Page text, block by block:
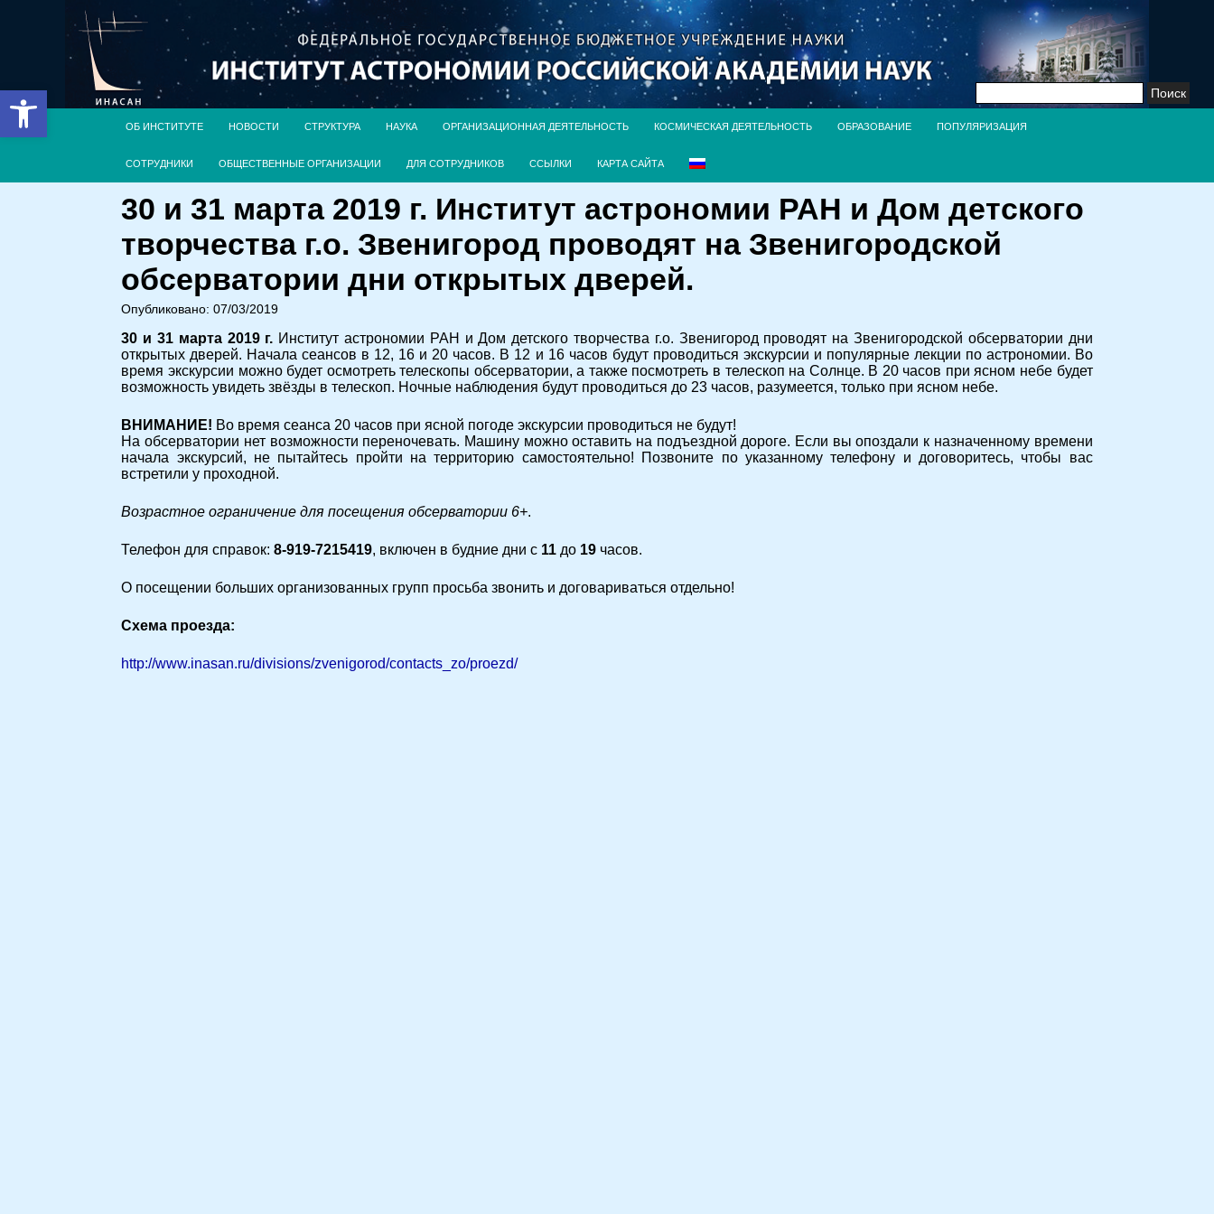
Открыть панель инструментов Найти:
ОБ ИНСТИТУТЕ НОВОСТИ СТРУКТУРА НАУКА ОРГАНИЗАЦИОННАЯ ДЕЯТЕЛЬНОСТЬ КОСМИЧЕСКАЯ ДЕЯТЕЛЬНОСТЬ ОБРАЗОВАНИЕ ПОПУЛЯРИЗАЦИЯ
СОТРУДНИКИ ОБЩЕСТВЕННЫЕ ОРГАНИЗАЦИИ ДЛЯ СОТРУДНИКОВ ССЫЛКИ КАРТА САЙТА
30 и 31 марта 2019 г. Институт астрономии РАН и Дом детского
творчества г.о. Звенигород проводят на Звенигородской
обсерватории дни открытых дверей.
Опубликовано: 07/03/2019
30 и 31 марта 2019 г. Институт астрономии РАН и Дом детского творчества г.о. Звенигород проводят на Звенигородской обсерватории дни
открытых дверей. Начала сеансов в 12, 16 и 20 часов. В 12 и 16 часов будут проводиться экскурсии и популярные лекции по астрономии. Во
время экскурсии можно будет осмотреть телескопы обсерватории, а также посмотреть в телескоп на Солнце. В 20 часов при ясном небе будет
возможность увидеть звёзды в телескоп. Ночные наблюдения будут проводиться до 23 часов, разумеется, только при ясном небе.
ВНИМАНИЕ! Во время сеанса 20 часов при ясной погоде экскурсии проводиться не будут!
На обсерватории нет возможности переночевать. Машину можно оставить на подъездной дороге. Если вы опоздали к назначенному времени
начала экскурсий, не пытайтесь пройти на территорию самостоятельно! Позвоните по указанному телефону и договоритесь, чтобы вас
встретили у проходной.
Возрастное ограничение для посещения обсерватории 6+.
Телефон для справок: 8-919-7215419, включен в будние дни с 11 до 19 часов.
О посещении больших организованных групп просьба звонить и договариваться отдельно!
Схема проезда:
http://www.inasan.ru/divisions/zvenigorod/contacts_zo/proezd/